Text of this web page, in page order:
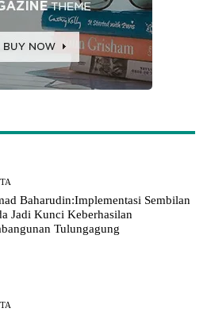
Baharudin:Implementasi Sembilan
Jadi Kunci Keberhasilan
Tulungagung